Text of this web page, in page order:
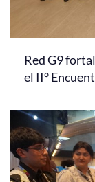
Red G9
el II°